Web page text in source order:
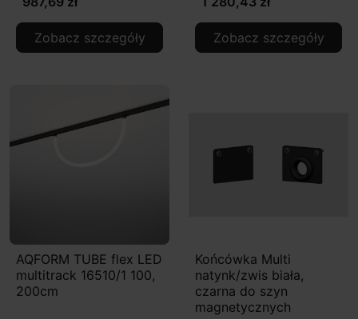
Zobacz szczegóły Zobacz szczegóły
AQFORM TUBE flex LED
multitrack 16510/1 100,
200cm
Końcówka Multi
natynk/zwis biała,
czarna do szyn
magnetycznych